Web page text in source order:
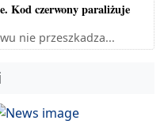
Kod czerwony paraliżuje
nie przeszkadza...